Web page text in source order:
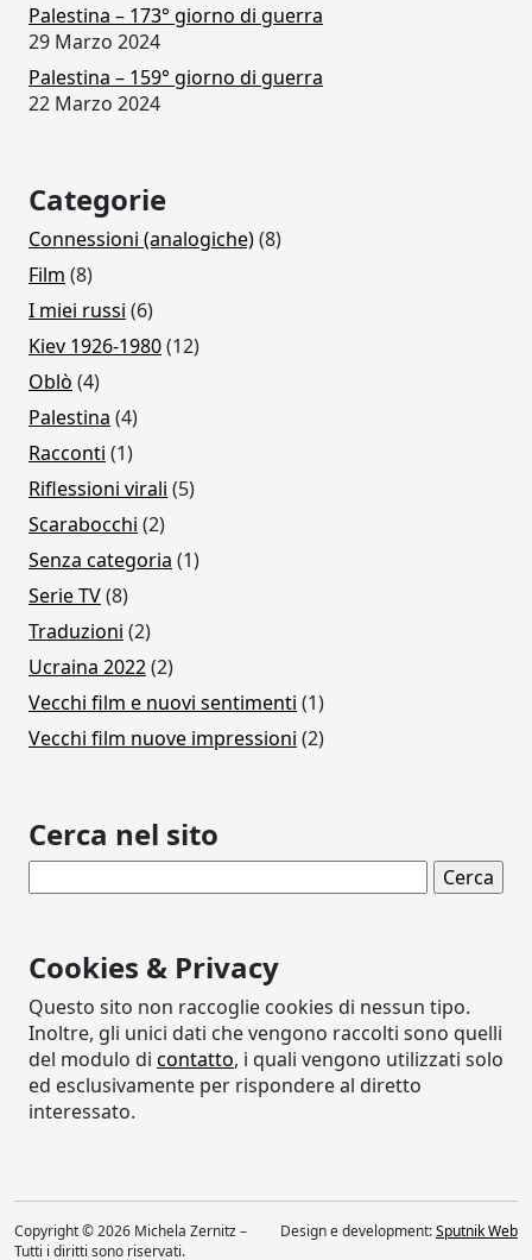
Palestina – 173° giorno di guerra
29 Marzo 2024
Palestina – 159° giorno di guerra
22 Marzo 2024
Categorie
Connessioni (analogiche)(8)
Film (8)
I miei russi (6)
Kiev 1926-1980(12)
Oblò (4)
Palestina (4)
Racconti (1)
Riflessioni virali (5)
Scarabocchi (2)
Senza categoria (1)
Serie TV(8)
Traduzioni (2)
Ucraina 2022(2)
Vecchi film e nuovi sentimenti (1)
Vecchi film nuove impressioni (2)
Cerca nel sito
Cookies & Privacy
Questo sito non raccoglie cookies di nessun tipo.
Inoltre, gli unici dati che vengono raccolti sono quelli
del modulo di contatto, i quali vengono utilizzati solo
ed esclusivamente per rispondere al diretto
interessato.
Copyright © 2026 Michela Zernitz –
Tutti i diritti sono riservati.
Design e development:Sputnik Web